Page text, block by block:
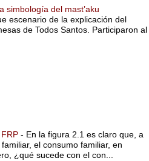
simbología del mast’aku
escenario de la explicación del
de Todos Santos. Participaron al
- En la figura 2.1 es claro que, a
el consumo familiar, en
¿qué sucede con el con...